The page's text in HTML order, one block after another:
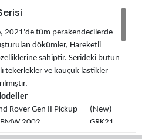
Superfast" serisinin ve 2019'da
piyasaya sürülmesiyle son
gözdesi oldu.
2021'de tüm perakendecilerde
dökümler, Hareketli
sahiptir. Serideki bütün
tekerlekler ve kauçuk lastikler
Gen II Pickup (New)
BMW 2002 GRK21
C/10 Pickup GRK22